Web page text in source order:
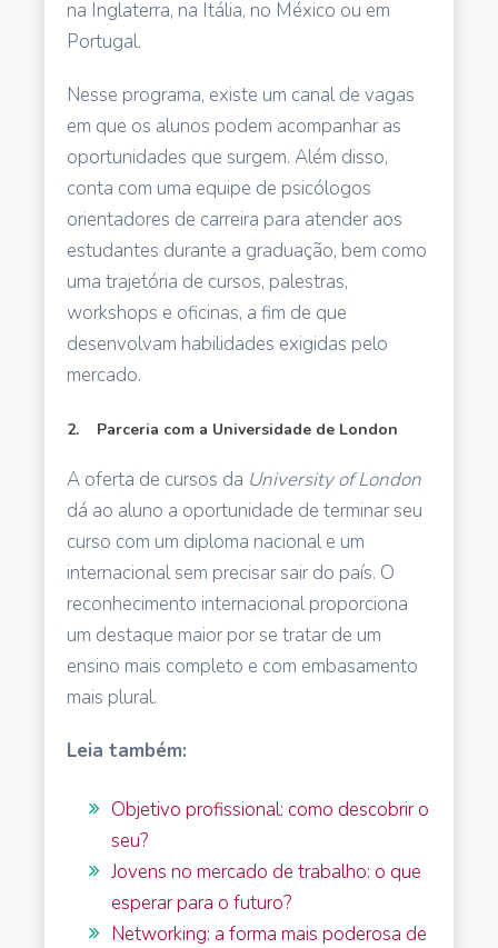
na Inglaterra, na Itália, no México ou em
Portugal.
Nesse programa, existe um canal de vagas
em que os alunos podem acompanhar as
oportunidades que surgem. Além disso,
conta com uma equipe de psicólogos
orientadores de carreira para atender aos
estudantes durante a graduação, bem como
uma trajetória de cursos, palestras,
workshops e oficinas, a fim de que
desenvolvam habilidades exigidas pelo
mercado.
2. Parceria com a Universidade de London
A oferta de cursos da University of London
dá ao aluno a oportunidade de terminar seu
curso com um diploma nacional e um
internacional sem precisar sair do país. O
reconhecimento internacional proporciona
um destaque maior por se tratar de um
ensino mais completo e com embasamento
mais plural.
Leia também:
Objetivo profissional: como descobrir o
seu?
Jovens no mercado de trabalho: o que
esperar para o futuro?
Networking: a forma mais poderosa de